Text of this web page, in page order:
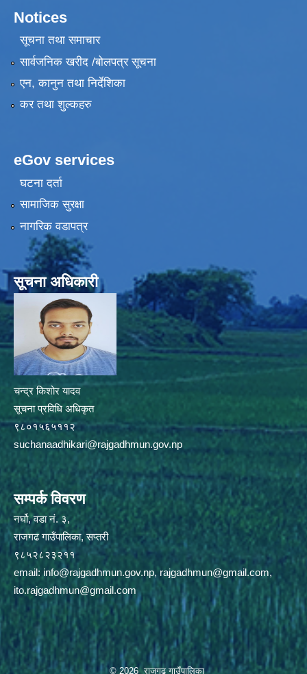
Notices
सूचना तथा समाचार
सार्वजनिक खरीद /बोलपत्र सूचना
एन, कानुन तथा निर्देशिका
कर तथा शुल्कहरु
eGov services
घटना दर्ता
सामाजिक सुरक्षा
नागरिक वडापत्र
सूचना अधिकारी
चन्द्र किशोर यादव
सूचना प्रविधि अधिकृत
९८०१५६५११२
suchanaadhikari@rajgadhmun.gov.np
सम्पर्क विवरण
नर्घो, वडा नं. ३,
राजगढ गाउँपालिका, सप्तरी
९८५२८२३२११
email: info@rajgadhmun.gov.np,rajgadhmun@gmail.com,
ito.rajgadhmun@gmail.com
© 2026 राजगढ़ गाउँपालिका